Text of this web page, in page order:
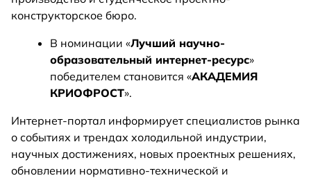
конструкторское бюро.
В номинации «Лучший научно-
образовательный интернет-ресурс»
победителем становится «АКАДЕМИЯ
КРИОФРОСТ».
Интернет-портал информирует специалистов рынка
о событиях и трендах холодильной индустрии,
научных достижениях, новых проектных решениях,
обновлении нормативно-технической и